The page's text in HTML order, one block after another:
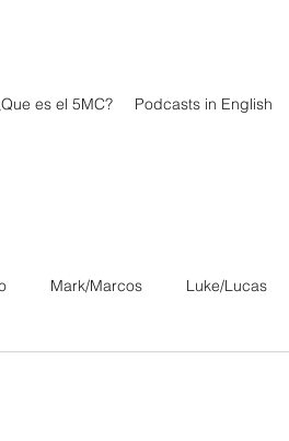
es el 5MC? Podcasts in English
Mark/Marcos Luke/Lucas